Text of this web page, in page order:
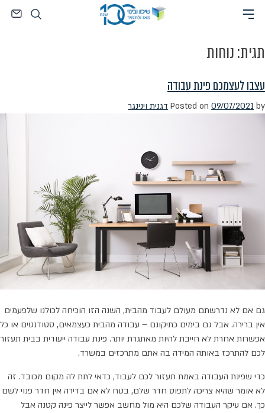
חיפוש
תגית:נוחות
עצבו לעצמכם פינת עבודה
Posted on 09/07/2021 by דגנית וינינגר
גם אם לא נדרשתם מעולם לעבוד מהבית, השנה הזו הוכיחה לכולנו שלפעמים
אין ברירה. אבל גם בימים כתיקונם – עבודה מהבית כעצמאים, סטודנטים או כל
אפשרות אחרת לא חייבת להיות מאתגרת יותר. פינת עבודה ייעודית בבית תעזור
לכם להתרכז באותה המידה בה אתם מתרכזים במשרד.
כדי שפינת העבודה באמת תעזור לכם לעבוד, כדאי לתת לה מקום מכובד. זה
לא אומר שהיא צריכה לתפוס חדר שלם, בטח לא אם בדירה אין חדר פנוי לשם
כך. אם עיקר העבודה שלכם היא מול מחשב אפשר לייצר פינה קטנה אבל